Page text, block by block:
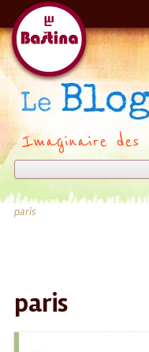
Imaginaire des
paris
paris